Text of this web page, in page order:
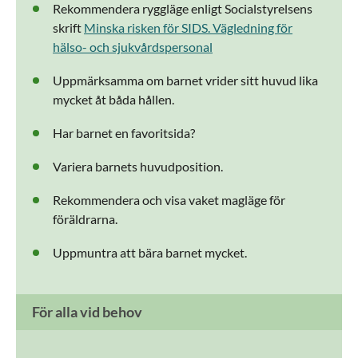
Rekommendera ryggläge enligt Socialstyrelsens
skrift Minska risken för SIDS. Vägledning för
hälso- och sjukvårdspersonal
Uppmärksamma om barnet vrider sitt huvud lika
mycket åt båda hållen.
Har barnet en favoritsida?
Variera barnets huvudposition.
Rekommendera och visa vaket magläge för
föräldrarna.
Uppmuntra att bära barnet mycket.
För alla vid behov